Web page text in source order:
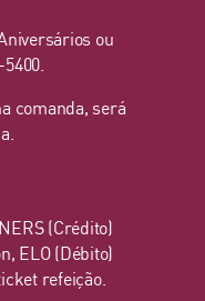
ou
comanda, será
(Crédito)
ELO (Débito)
refeição.